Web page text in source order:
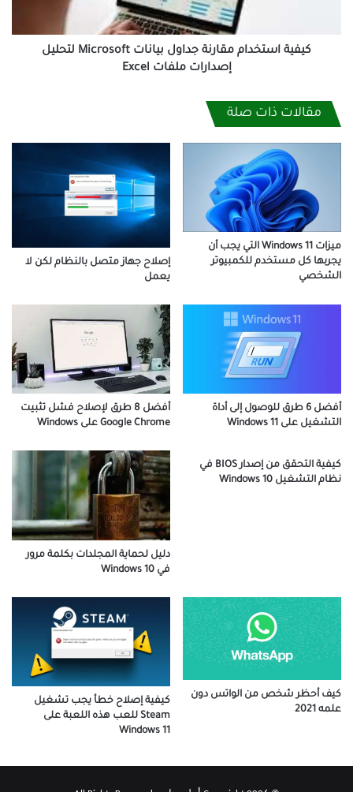
كيفية استخدام مقارنة جداول بيانات Microsoft لتحليل
إصدارات ملفات Excel
مقالات ذات صلة
ميزات Windows 11 التي يجب أن
يجربها كل مستخدم للكمبيوتر
الشخصي
إصلاح جهاز متصل بالنظام لكن لا
يعمل
أفضل 6 طرق للوصول إلى أداة
التشغيل على Windows 11
أفضل 8 طرق لإصلاح فشل تثبيت
Google Chrome على Windows
كيفية التحقق من إصدار BIOS في
نظام التشغيل Windows 10
دليل لحماية المجلدات بكلمة مرور
في Windows 10
كيف أحظر شخص من الواتس دون
علمه 2021
كيفية إصلاح خطأ يجب تشغيل
Steam للعب هذه اللعبة على
Windows 11